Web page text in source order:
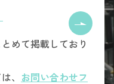
めて掲載しており
、 お問い合わせフ